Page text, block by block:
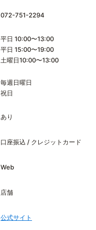
072-751-2294
平日 10:00〜13:00
平日 15:00〜19:00
土曜日10:00〜13:00
毎週日曜日
祝日
あり
口座振込 / クレジットカード
Web
店舗
公式サイト